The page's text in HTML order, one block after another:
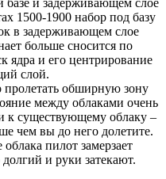
и задерживающем слое
1500-1900 набор под базу
в задерживающем слое
больше сносится по
ядра и его центрирование
слой.
обширную зону
между облаками очень
к существующему облаку –
чем вы до него долетите.
пилот замерзает
и руки затекают.